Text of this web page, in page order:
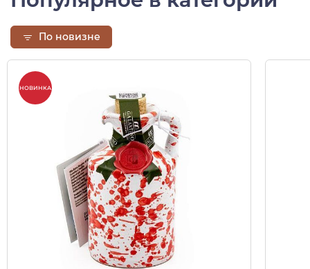
По новизне
НОВИНКА